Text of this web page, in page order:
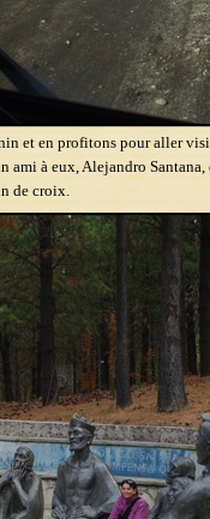
et en profitons pour aller
ami à eux, Alejandro
de croix.